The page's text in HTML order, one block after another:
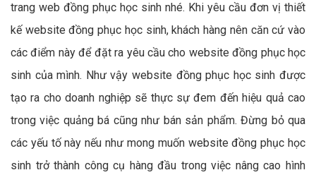
trang web đồng phục học sinh nhé. Khi yêu cầu đơn vị thiết
kế website đồng phục học sinh, khách hàng nên căn cứ vào
các điểm này để đặt ra yêu cầu cho website đồng phục học
sinh của mình. Như vậy website đồng phục học sinh được
tạo ra cho doanh nghiệp sẽ thực sự đem đến hiệu quả cao
trong việc quảng bá cũng như bán sản phẩm. Đừng bỏ qua
các yếu tố này nếu như mong muốn website đồng phục học
sinh trở thành công cụ hàng đầu trong việc nâng cao hình